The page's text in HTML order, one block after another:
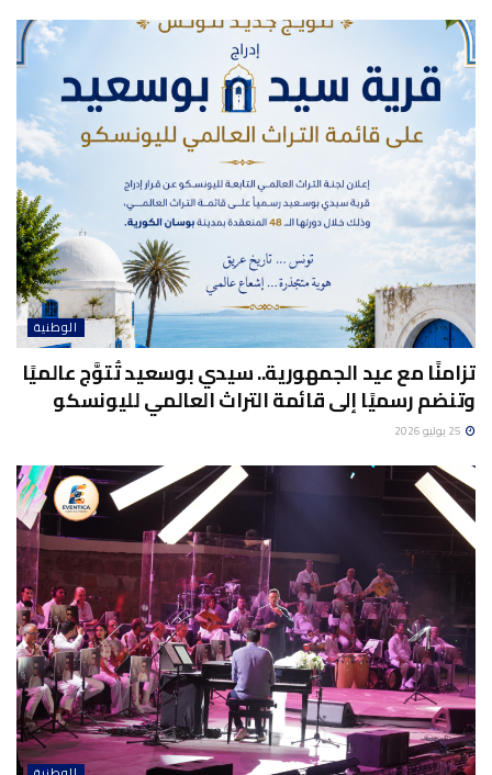
الوطنية
تزامنًا مع عيد الجمهورية.. سيدي بوسعيد تُتوَّج عالميًا
وتنضم رسميًا إلى قائمة التراث العالمي لليونسكو